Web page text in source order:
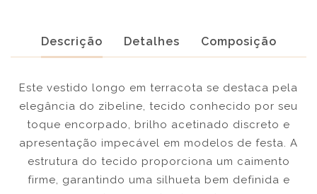
Descrição Detalhes Composição
Este vestido longo em terracota se destaca pela
elegância do zibeline, tecido conhecido por seu
toque encorpado, brilho acetinado discreto e
apresentação impecável em modelos de festa. A
estrutura do tecido proporciona um caimento
firme, garantindo uma silhueta bem definida e